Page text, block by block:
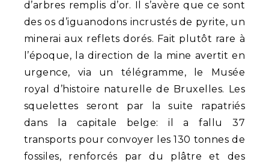
d’arbres remplis d’or. Il s’avère que ce sont
des os d’iguanodons incrustés de pyrite, un
minerai aux reflets dorés. Fait plutôt rare à
l’époque, la direction de la mine avertit en
urgence, via un télégramme, le Musée
royal d’histoire naturelle de Bruxelles. Les
squelettes seront par la suite rapatriés
dans la capitale belge: il a fallu 37
transports pour convoyer les 130 tonnes de
fossiles, renforcés par du plâtre et des